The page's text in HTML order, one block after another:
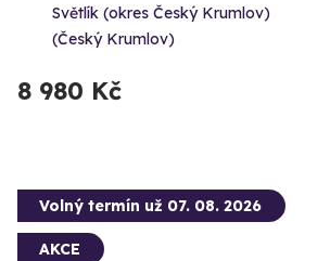
Světlík (okres Český Krumlov)
(Český Krumlov)
8 980 Kč
Volný termín už 07. 08. 2026
AKCE